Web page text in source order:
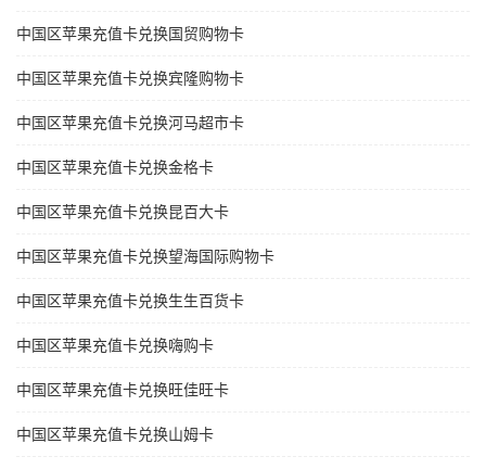
中国区苹果充值卡兑换国贸购物卡
中国区苹果充值卡兑换宾隆购物卡
中国区苹果充值卡兑换河马超市卡
中国区苹果充值卡兑换金格卡
中国区苹果充值卡兑换昆百大卡
中国区苹果充值卡兑换望海国际购物卡
中国区苹果充值卡兑换生生百货卡
中国区苹果充值卡兑换嗨购卡
中国区苹果充值卡兑换旺佳旺卡
中国区苹果充值卡兑换山姆卡